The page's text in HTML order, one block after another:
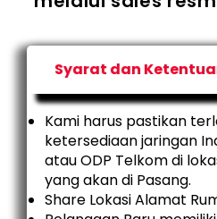
Syarat dan
Kami harus pastikan
ketersediaan jaringan
atau ODP Telkom di
yang akan di Pasang.
Share Lokasi Alamat